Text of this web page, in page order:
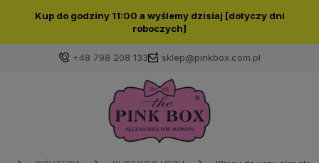
Kup do godziny 11:00 a wyślemy dzisiaj [dotyczy dni
roboczych]
+48 798 208 133 sklep@pinkbox.com.pl
Zaloguj się